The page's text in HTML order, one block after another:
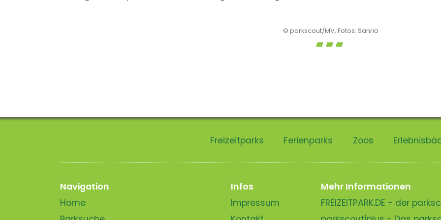
© parkscout/MV, Fotos: Sanrio
Freizeitparks Ferienparks Zoos
Navigation
Home
Infos
Impressum
Mehr Informationen
FREIZEITPARK.DE - der